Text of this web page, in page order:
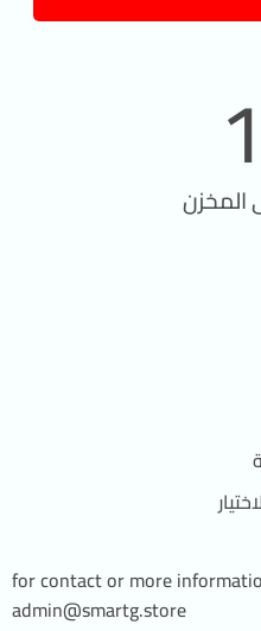
for contact or more
admin@smartg.store